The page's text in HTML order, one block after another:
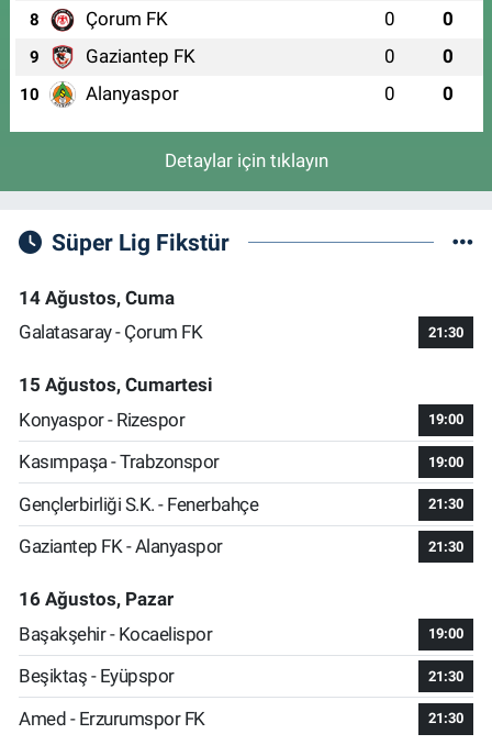
DEMİRTAŞ CUMHURİYET MAH. KÜÇÜK SANAYİ 3.CAD. NO:57
A(DEMİRTAŞ İSMAİL HAKKI BURSEVİ KIZ ANADOLU İMAM HATİP
LİSESİ KARŞISI)
0 (224) 262 93 21 Yol Tarifi Al
8 Çorum FK 0 0
9 Gaziantep FK 0 0
10 Alanyaspor 0 0
Detaylar için tıklayın
Süper Lig Fikstür
14 Ağustos, Cuma
Galatasaray - Çorum FK
21:30
15 Ağustos, Cumartesi
Konyaspor - Rizespor
19:00
Kasımpaşa - Trabzonspor 19:00
Gençlerbirliği S.K. - Fenerbahçe 21:30
Gaziantep FK - Alanyaspor 21:30
16 Ağustos, Pazar
Başakşehir - Kocaelispor
19:00
Beşiktaş - Eyüpspor 21:30
Amed - Erzurumspor FK 21:30